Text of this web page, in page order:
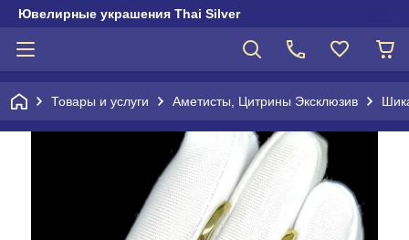
Ювелирные украшения Thai Silver
Товары и услуги Аметисты, Цитрины Эксклюзив